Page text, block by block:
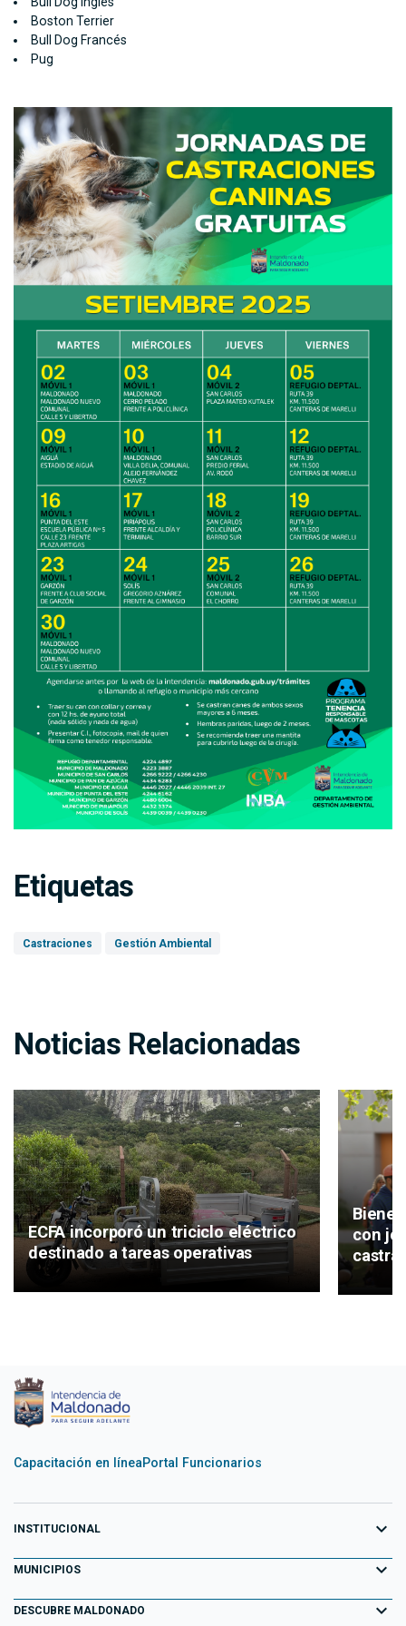
Boston Terrier
Bull Dog Francés
Pug
Etiquetas
Castraciones Gestión Ambiental
Noticias Relacionadas
ECFA incorporó un triciclo eléctrico
destinado a tareas operativas
con
Capacitación en líneaPortal Funcionarios
INSTITUCIONAL expand_more
Equipo de Gobierno
Primeros 100 días
MUNICIPIOS expand_more
Aiguá
DESCUBRE MALDONADO expand_more